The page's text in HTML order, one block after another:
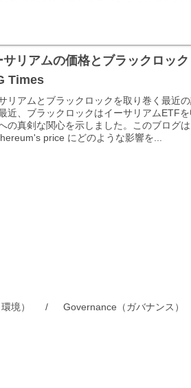
サリアムの価格とブラックロック
Times
リアムとブラックロックを取り巻く最近
近、ブラックロックはイーサリアムETF
の真剣な関心を示しました。このブログ
price にどのような影響を...
境） Governance（ガバナンス）